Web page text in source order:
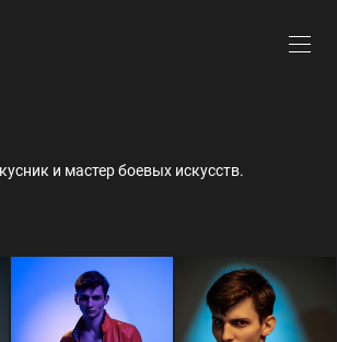
и мастер боевых искусств.